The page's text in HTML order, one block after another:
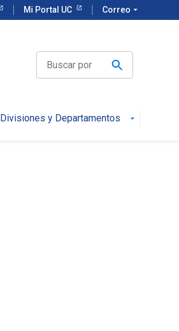
Mi Portal UC Correo arrow_drop_down
Divisiones y Departamentos